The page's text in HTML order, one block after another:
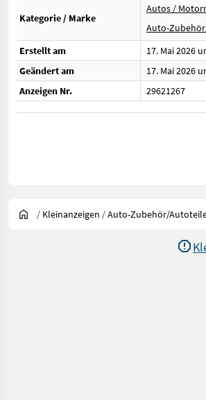
Kategorie / Marke
Autos /
Auto-
Erstellt am
17. Mai 2026
Geändert am
17. Mai 2026
Anzeigen Nr.
29621267
/ Kleinanzeigen /Auto-Zubehör/